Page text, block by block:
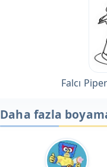
Falcı
Daha fazla